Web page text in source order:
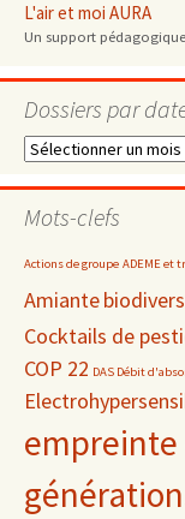
L'air et moi AURA
Un support
Dossiers par
Dossiers
date
Mots-clefs
Actions de groupe ADEME et
Amiante
Cocktails de
COP 22 DAS Débit
empreinte